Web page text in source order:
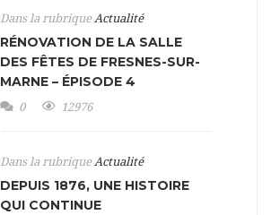
Dans la rubriqueActualité
RÉNOVATION DE LA SALLE
DES FÊTES DE FRESNES-SUR-
MARNE – ÉPISODE 4
0 12976
Dans la rubriqueActualité
DEPUIS 1876, UNE HISTOIRE
QUI CONTINUE